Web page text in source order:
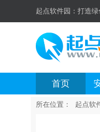
起点软件园： 打造绿
首页
所在位置： 起点软